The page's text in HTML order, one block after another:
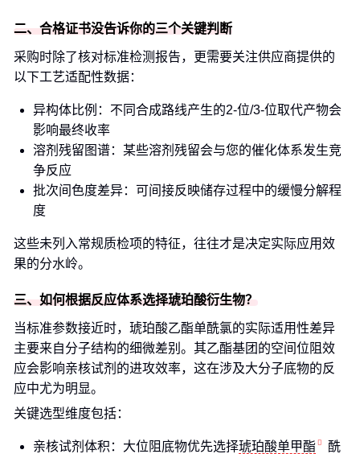
二、合格证书没告诉你的三个关键判断
采购时除了核对标准检测报告，更需要关注供应商提供的
以下工艺适配性数据：
异构体比例：不同合成路线产生的2-位/3-位取代产物会
影响最终收率
溶剂残留图谱：某些溶剂残留会与您的催化体系发生竞
争反应
批次间色度差异：可间接反映储存过程中的缓慢分解程
度
这些未列入常规质检项的特征，往往才是决定实际应用效
果的分水岭。
三、如何根据反应体系选择琥珀酸衍生物？
当标准参数接近时，琥珀酸乙酯单酰氯的实际适用性差异
主要来自分子结构的细微差别。其乙酯基团的空间位阻效
应会影响亲核试剂的进攻效率，这在涉及大分子底物的反
应中尤为明显。
关键选型维度包括：
亲核试剂体积：大位阻底物优先选择琥珀酸单甲酯
酰